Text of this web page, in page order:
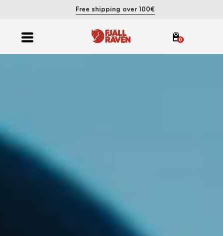
Free shipping over 100€
0